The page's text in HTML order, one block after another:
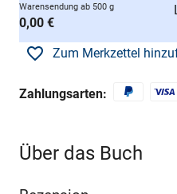
Warensendung ab 500 g
0,00 €
Zum Merkzettel
Zahlungsarten:
Über das Buch